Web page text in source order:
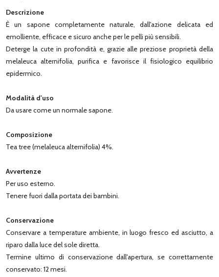
Descrizione
È un sapone completamente naturale, dall'azione delicata ed
emolliente, efficace e sicuro anche per le pelli più sensibili.
Deterge la cute in profondità e, grazie alle preziose proprietà della
melaleuca alternifolia, purifica e favorisce il fisiologico equilibrio
epidermico.
Modalità d'uso
Da usare come un normale sapone.
Composizione
Tea tree (melaleuca alternifolia) 4%.
Avvertenze
Per uso esterno.
Tenere fuori dalla portata dei bambini.
Conservazione
Conservare a temperature ambiente, in luogo fresco ed asciutto, a
riparo dalla luce del sole diretta.
Termine ultimo di conservazione dall'apertura, se correttamente
conservato: 12 mesi.